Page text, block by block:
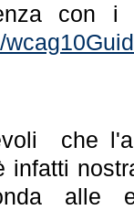
con i
che
infatti
alle